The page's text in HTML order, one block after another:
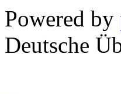
Powered by
Deutsche